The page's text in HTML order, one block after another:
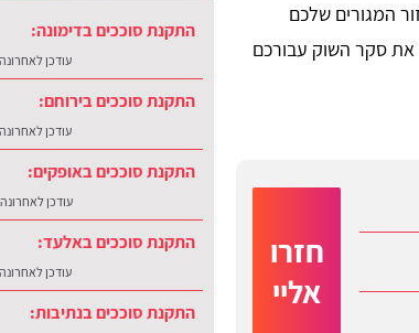
המגורים שלכם
את סקר השוק עבורכם
חזרו
אליי
התקנת סוככים בדימונה:
עודכן
התקנת סוככים בירוחם:
עודכן
התקנת סוככים באופקים:
עודכן
התקנת סוככים באלעד:
עודכן
התקנת סוככים בנתיבות: